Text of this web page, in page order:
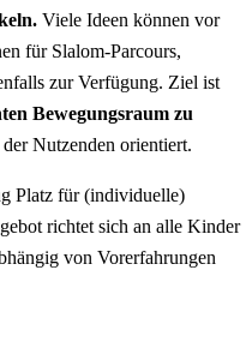
Viele Ideen können vor
für Slalom-Parcours,
zur Verfügung. Ziel ist
Bewegungsraum zu
Nutzenden orientiert.
Platz für (individuelle)
richtet sich an alle Kinder
von Vorerfahrungen